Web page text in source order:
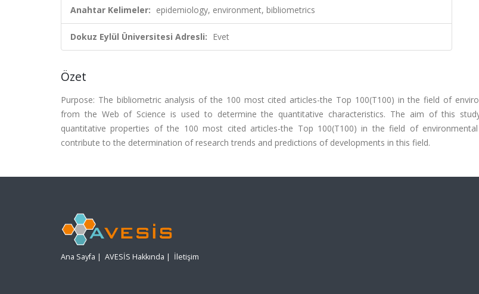
Anahtar Kelimeler: epidemiology, environment, bibliometrics
Dokuz Eylül Üniversitesi Adresli: Evet
Özet
Purpose: The bibliometric analysis of the 100 most cited articles-the Top 100(T100) in the field of
from the Web of Science is used to determine the quantitative characteristics. The aim of this
quantitative properties of the 100 most cited articles-the Top 100(T100) in the field of
contribute to the determination of research trends and predictions of developments in this field.
Ana Sayfa | AVESİS Hakkında | İletişim